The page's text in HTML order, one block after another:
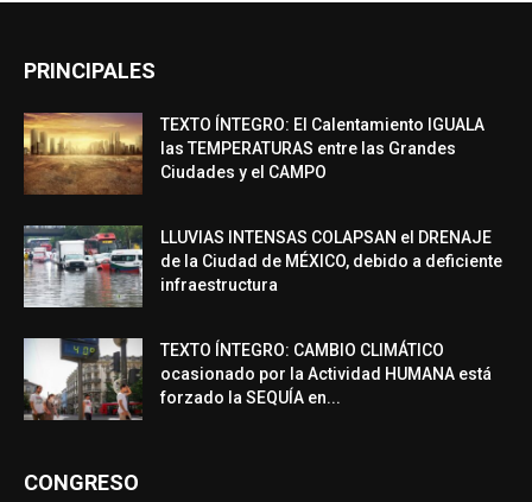
PRINCIPALES
TEXTO ÍNTEGRO: El Calentamiento IGUALA
las TEMPERATURAS entre las Grandes
Ciudades y el CAMPO
LLUVIAS INTENSAS COLAPSAN el DRENAJE
de la Ciudad de MÉXICO, debido a deficiente
infraestructura
TEXTO ÍNTEGRO: CAMBIO CLIMÁTICO
ocasionado por la Actividad HUMANA está
forzado la SEQUÍA en...
CONGRESO